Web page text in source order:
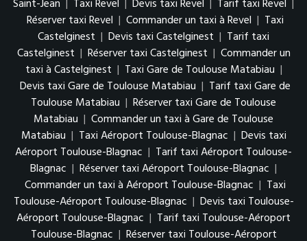
Saint-Jean | Taxi Revel | Devis taxi Revel | Tarif taxi Revel |
Réserver taxi Revel | Commander un taxi à Revel | Taxi
Castelginest | Devis taxi Castelginest | Tarif taxi
Castelginest | Réserver taxi Castelginest | Commander un
taxi à Castelginest | Taxi Gare de Toulouse Matabiau |
Devis taxi Gare de Toulouse Matabiau | Tarif taxi Gare de
Toulouse Matabiau | Réserver taxi Gare de Toulouse
Matabiau | Commander un taxi à Gare de Toulouse
Matabiau | Taxi Aéroport Toulouse-Blagnac | Devis taxi
Aéroport Toulouse-Blagnac | Tarif taxi Aéroport Toulouse-
Blagnac | Réserver taxi Aéroport Toulouse-Blagnac |
Commander un taxi à Aéroport Toulouse-Blagnac | Taxi
Toulouse-Aéroport Toulouse-Blagnac | Devis taxi Toulouse-
Aéroport Toulouse-Blagnac | Tarif taxi Toulouse-Aéroport
Toulouse-Blagnac | Réserver taxi Toulouse-Aéroport